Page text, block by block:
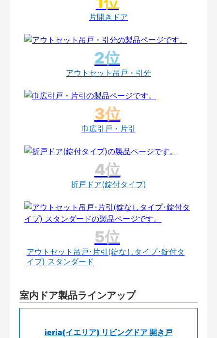
片開きドア
アウトセット吊戸・引分
巾広引戸・片引
折戸ドア(錠付タイプ)
アウトセット吊戸･片引(錠なしタイプ･錠付タ
イプ) スタンダード
室内ドア製品ラインアップ
ieria(イエリア) リビングドア 開き戸